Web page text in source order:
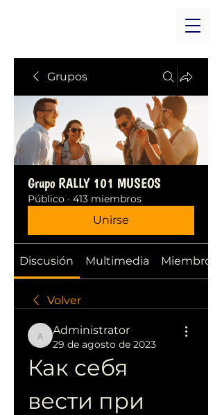
Grupos
Grupo RALLY 101 MUSEOS
Público · 413 miembros
Unirse
Discusión Multimedia Miembros
Volver
Administrator
Administrator
29 de agosto de 2023
Как себя
вести при